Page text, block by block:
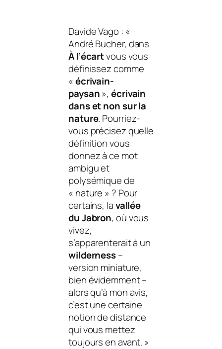
Davide Vago : «
André Bucher, dans
À l’écartvous vous
définissez comme
«écrivain-
paysan»,écrivain
dans et non sur la
nature. Pourriez-
vous précisez quelle
définition vous
donnez à ce mot
ambigu et
polysémique de
« nature » ? Pour
certains, lavallée
du Jabron, où vous
vivez,
s’apparenterait à un
wilderness–
version miniature,
bien évidemment –
alors qu’à mon avis,
c’est une certaine
notion de distance
qui vous mettez
toujours en avant. »